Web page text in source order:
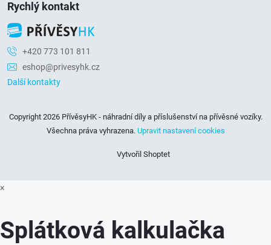
Rychlý kontakt
+420 773 101 811
eshop@privesyhk.cz
Další kontakty
Vytvořil Shoptet
Copyright 2026 PřívěsyHK - náhradní díly a příslušenství na přívěsné vozíky.
Všechna práva vyhrazena. Upravit nastavení cookies
×
Splátková kalkulačka